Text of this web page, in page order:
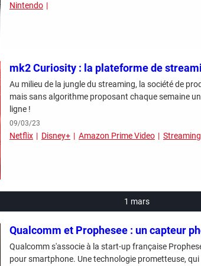
Nintendo
mk2 Curiosity : la plateforme de
Au milieu de la jungle du streaming, la société de
mais sans algorithme proposant chaque semaine
ligne !
09/03/23
Netflix Disney+ Amazon Prime Video Streaming
1 mars
Qualcomm et Prophesee : un capteur
Qualcomm s'associe à la start-up française
pour smartphone. Une technologie prometteuse,